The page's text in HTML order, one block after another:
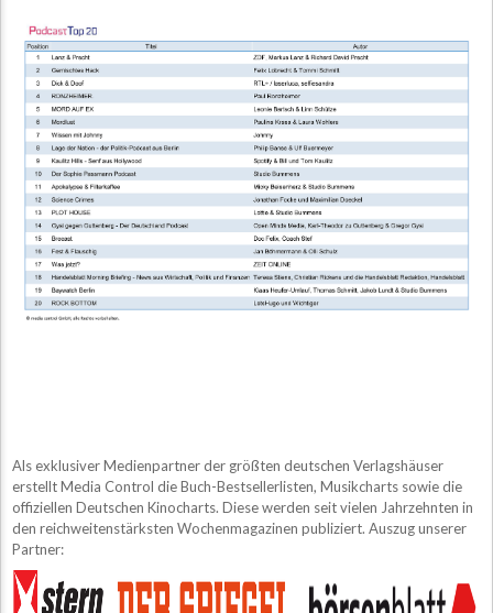
Als exklusiver Medienpartner der größten deutschen Verlagshäuser
erstellt Media Control die Buch-Bestsellerlisten, Musikcharts sowie die
offiziellen Deutschen Kinocharts. Diese werden seit vielen Jahrzehnten in
den reichweitenstärksten Wochenmagazinen publiziert. Auszug unserer
Partner: